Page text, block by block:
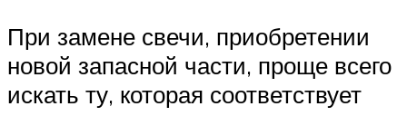
При замене свечи, приобретении
новой запасной части, проще всего
искать ту, которая соответствует